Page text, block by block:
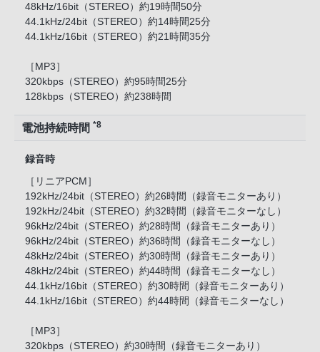
48kHz/16bit（STEREO）約19時間50分
44.1kHz/24bit（STEREO）約14時間25分
44.1kHz/16bit（STEREO）約21時間35分
［MP3］
320kbps（STEREO）約95時間25分
128kbps（STEREO）約238時間
電池持続時間 *8
録音時
［リニアPCM］
192kHz/24bit（STEREO）約26時間（録音モニターあり）
192kHz/24bit（STEREO）約32時間（録音モニターなし）
96kHz/24bit（STEREO）約28時間（録音モニターあり）
96kHz/24bit（STEREO）約36時間（録音モニターなし）
48kHz/24bit（STEREO）約30時間（録音モニターあり）
48kHz/24bit（STEREO）約44時間（録音モニターなし）
44.1kHz/16bit（STEREO）約30時間（録音モニターあり）
44.1kHz/16bit（STEREO）約44時間（録音モニターなし）
［MP3］
320kbps（STEREO）約30時間（録音モニターあり）